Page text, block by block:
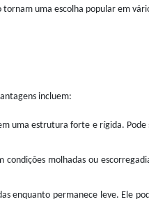
tornam uma escolha popular em
incluem:
uma estrutura forte e rígida.
molhadas ou
enquanto permanece leve. Ele